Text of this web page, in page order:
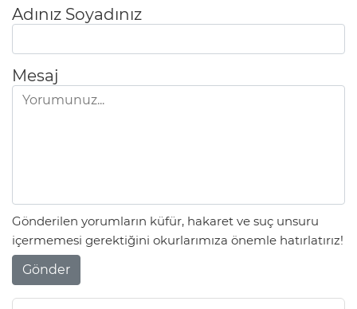
Adınız Soyadınız
Mesaj
Gönderilen yorumların küfür, hakaret ve suç unsuru
içermemesi gerektiğini okurlarımıza önemle hatırlatırız!
Gönder